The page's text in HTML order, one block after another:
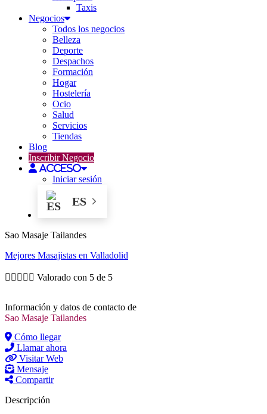
Taxis
Negocios
Todos los negocios
Belleza
Deporte
Despachos
Formación
Hogar
Hostelería
Ocio
Salud
Servicios
Tiendas
Blog
Inscribir Negocio
Acceso
Iniciar sesión
ES
Sao Masaje Tailandes
Mejores Masajistas en Valladolid
     Valorado con 5 de 5
Información y datos de contacto de
Sao Masaje Tailandes
Cómo llegar
Llamar ahora
Visitar Web
Mensaje
Compartir
Descripción